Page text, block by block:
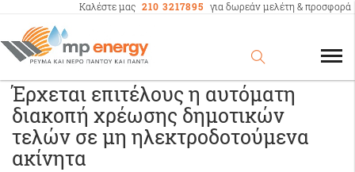
Καλέστε μας 210 3217895 για δωρεάν μελέτη & προσφορά
Έρχεται επιτέλους η αυτόματη
διακοπή χρέωσης δημοτικών
τελών σε μη ηλεκτροδοτούμενα
ακίνητα